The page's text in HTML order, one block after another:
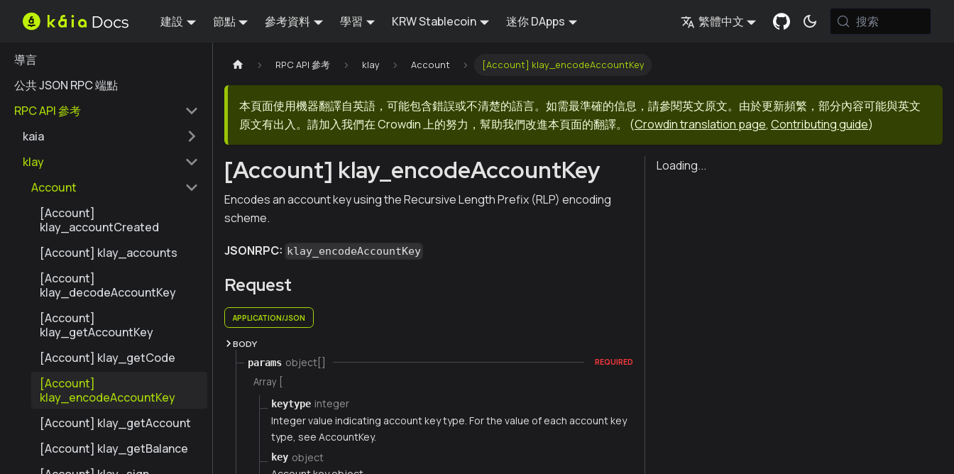
建設 節點 參考資料 學習 KRW Stablecoin 迷你 DApps 繁體中文 搜索
導言
公共 JSON RPC 端點
RPC API 參考
kaia
klay
Account
[Account]
klay_accountCreated
[Account] klay_accounts
[Account]
klay_decodeAccountKey
[Account]
klay_getAccountKey
[Account] klay_getCode
[Account]
klay_encodeAccountKey
[Account] klay_getAccount
[Account] klay_getBalance
RPC API 參考 klay Account [Account] klay_encodeAccountKey
本頁面使用機器翻譯自英語，可能包含錯誤或不清楚的語言。如需最準確的信息，請參閱英文原文。由於更新頻繁，部分內容可能與英文
原文有出入。請加入我們在 Crowdin 上的努力，幫助我們改進本頁面的翻譯。
(Crowdin translation page, Contributing guide)
[Account] klay_encodeAccountKey
Encodes an account key using the Recursive Length Prefix (RLP) encoding
scheme.
JSONRPC: klay_encodeAccountKey
Request
APPLICATION/JSON
BODY
params object[] REQUIRED
Array [
keytype integer
Integer value indicating account key type. For the value of each account key
type, see AccountKey.
key object
Loading...